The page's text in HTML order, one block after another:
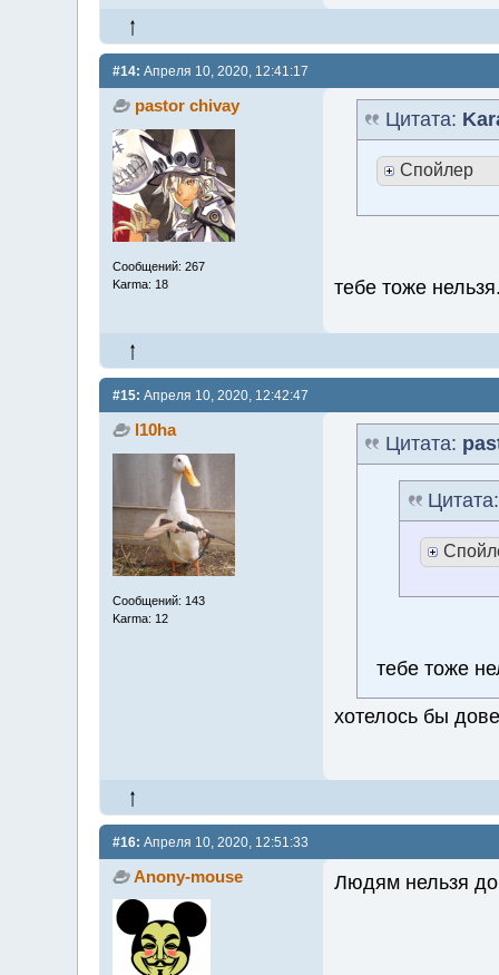
#14: Апреля 10, 2020, 12:41:17
pastor chivay
Сообщений: 267
Karma: 18
Цитата:
Спойлер
тебе тоже
#15: Апреля 10, 2020, 12:42:47
l10ha
Сообщений: 143
Karma: 12
Цитата:
тебе тоже
хотелось бы
#16: Апреля 10, 2020, 12:51:33
Anony-mouse Людям нельзя